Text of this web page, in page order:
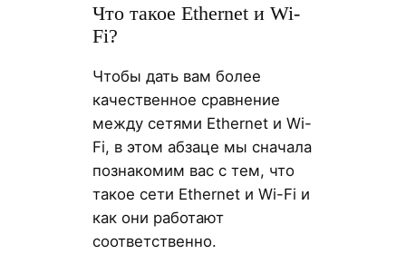
Что такое Ethernet и Wi-
Fi?
Чтобы дать вам более
качественное сравнение
между сетями Ethernet и Wi-
Fi, в этом абзаце мы сначала
познакомим вас с тем, что
такое сети Ethernet и Wi-Fi и
как они работают
соответственно.